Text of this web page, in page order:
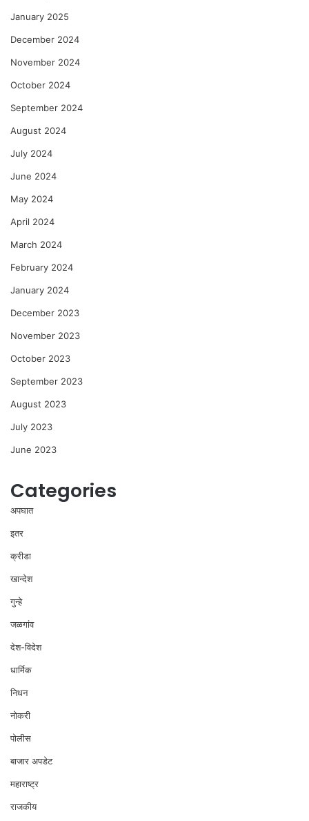
January 2025
December 2024
November 2024
October 2024
September 2024
August 2024
July 2024
June 2024
May 2024
April 2024
March 2024
February 2024
January 2024
December 2023
November 2023
October 2023
September 2023
August 2023
July 2023
June 2023
Categories
अपघात
इतर
क्रीडा
खान्देश
गुन्हे
जळगांव
देश-विदेश
धार्मिक
निधन
नोकरी
पोलीस
बाजार अपडेट
महाराष्ट्र
राजकीय